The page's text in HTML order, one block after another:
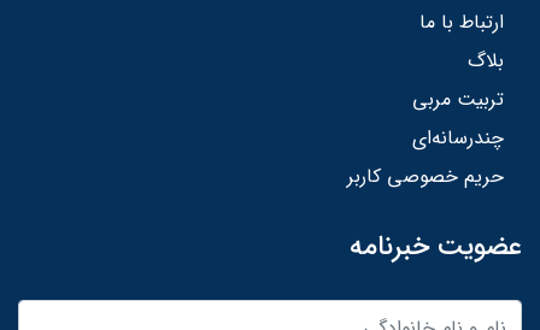
ارتباط با ما
بلاگ
تربیت مربی
چندرسانه‌ای
حریم خصوصی کاربر
عضویت خبرنامه